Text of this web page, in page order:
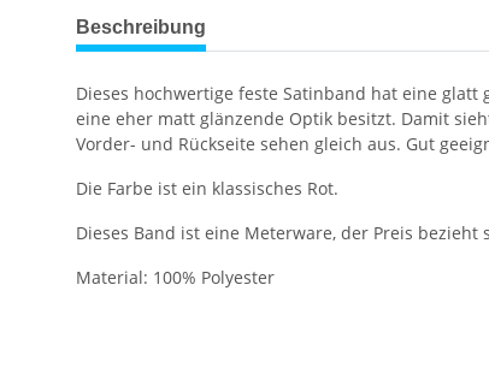
weitere Registerkarten anzeigen
Beschreibung
Dieses hochwertige feste Satinband hat eine
eine eher matt glänzende Optik besitzt. Damit
Vorder- und Rückseite sehen gleich aus. Gut
Die Farbe ist ein klassisches Rot.
Dieses Band ist eine Meterware, der Preis
Material: 100% Polyester